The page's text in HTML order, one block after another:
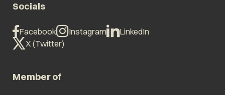
Socials
Facebook Instagram
LinkedIn
X (Twitter)
Member of